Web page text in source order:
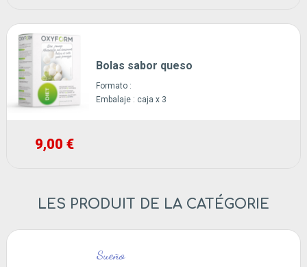
Bolas sabor queso
Formato :
Embalaje : caja x 3
9,00 €
LES PRODUIT DE LA CATÉGORIE
Sueño